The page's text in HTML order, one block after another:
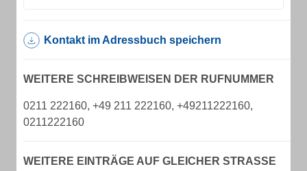
Kontakt im Adressbuch speichern
WEITERE SCHREIBWEISEN DER RUFNUMMER
0211 222160, +49 211 222160, +49211222160,
0211222160
WEITERE EINTRÄGE AUF GLEICHER STRASSE